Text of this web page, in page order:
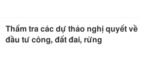
Thẩm tra các dự thảo nghị quyết về
đầu tư công, đất đai, rừng